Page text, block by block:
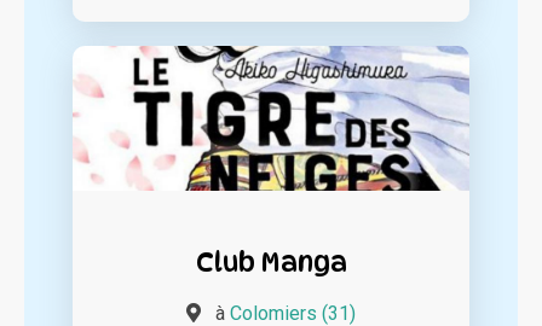
Club Manga
à Colomiers (31)